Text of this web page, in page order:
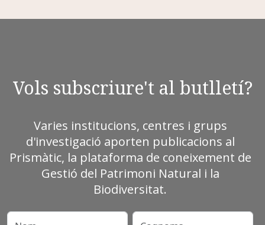
Vols subscriure't al butlletí?
Varies institucions, centres i grups
d'investigació aporten publicacions al
Prismàtic, la plataforma de coneixement de
Gestió del Patrimoni Natural i la
Biodiversitat.
Nom Cognoms